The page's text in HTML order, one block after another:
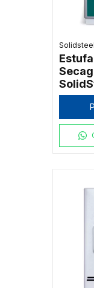
Solidsteel